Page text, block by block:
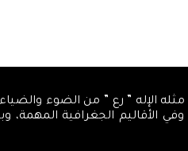
القديمة، وما مثله الإله ” رع
الأقاليم الجغرافية